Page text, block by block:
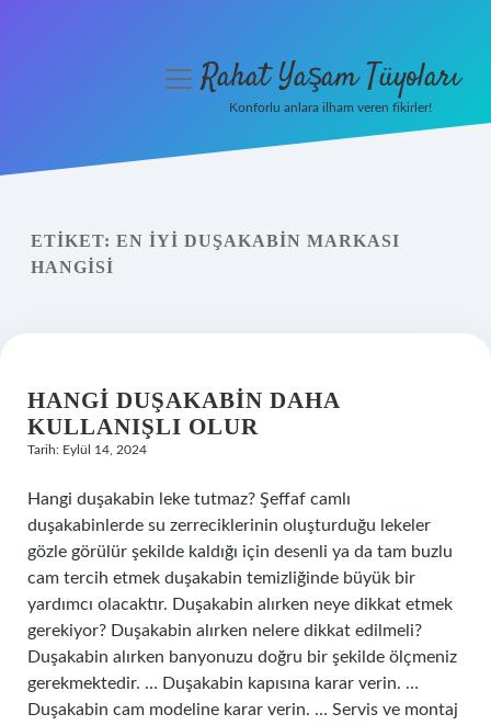
Yasal Uyarı
menüyüRahat Yaşam Tüyoları
Konforlu anlara ilham veren fikirler!
ETIKET: EN IYI DUŞAKABIN MARKASI
HANGISI
HANGI DUŞAKABIN DAHA
KULLANIŞLI OLUR
Tarih: Eylül 14, 2024
Hangi duşakabin leke tutmaz? Şeffaf camlı
duşakabinlerde su zerreciklerinin oluşturduğu lekeler
gözle görülür şekilde kaldığı için desenli ya da tam buzlu
cam tercih etmek duşakabin temizliğinde büyük bir
yardımcı olacaktır. Duşakabin alırken neye dikkat etmek
gerekiyor? Duşakabin alırken nelere dikkat edilmeli?
Duşakabin alırken banyonuzu doğru bir şekilde ölçmeniz
gerekmektedir. … Duşakabin kapısına karar verin. …
Duşakabin cam modeline karar verin. … Servis ve montaj